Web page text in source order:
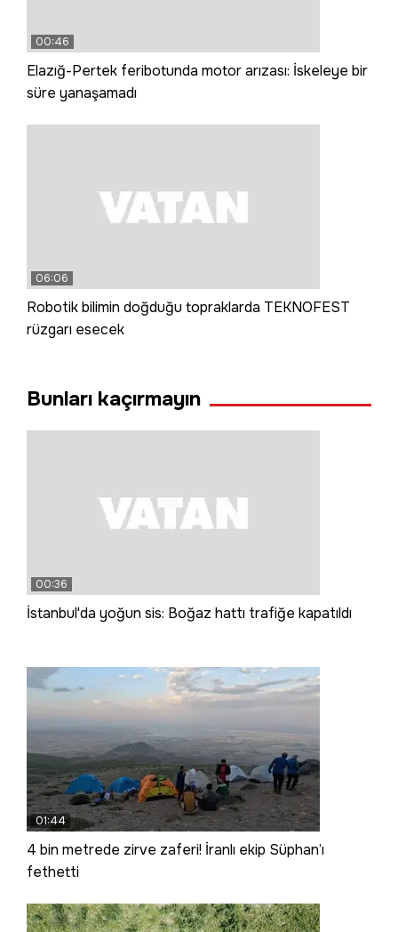
00:46
Elazığ-Pertek feribotunda motor arızası: İskeleye bir
süre yanaşamadı
06:06
Robotik bilimin doğduğu topraklarda TEKNOFEST
rüzgarı esecek
Bunları kaçırmayın
00:36
İstanbul'da yoğun sis: Boğaz hattı trafiğe kapatıldı
01:44
4 bin metrede zirve zaferi! İranlı ekip Süphan’ı
fethetti